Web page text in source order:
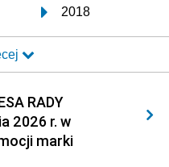
2018
2015
2012
2009
2006
RADY
2026 r. w
marki